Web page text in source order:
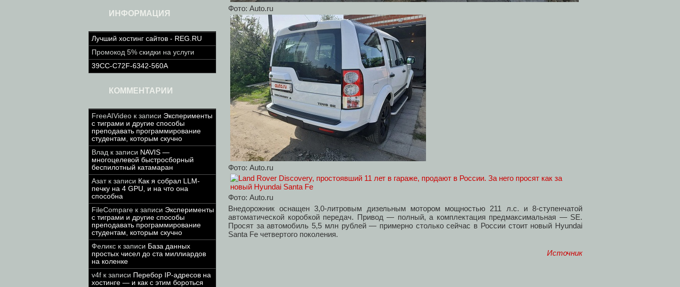
ИНФОРМАЦИЯ
Лучший хостинг сайтов - REG.RU
Промокод 5% скидки на услуги
39CC-C72F-6342-560A
КОММЕНТАРИИ
FreeAIVideo к записи Эксперименты
с тиграми и другие способы
преподавать программирование
студентам, которым скучно
Влад к записи NAVIS —
многоцелевой быстросборный
беспилотный катамаран
Азатк записи Как я собрал LLM-
печку на 4 GPU, и на что она
способна
FileCompare к записи Эксперименты
с тиграми и другие способы
преподавать программирование
студентам, которым скучно
Феликс к записи База данных
простых чисел до ста миллиардов
на коленке
v4f к записи Перебор IP-адресов на
хостинге — и как с этим бороться
Фото: Auto.ru
Фото: Auto.ru
Фото: Auto.ru
Внедорожник оснащен 3,0-литровым дизельным мотором мощностью 211 л.с. и 8-ступенчатой
автоматической коробкой передач. Привод — полный, а комплектация предмаксимальная — SE.
Просят за автомобиль 5,5 млн рублей — примерно столько сейчас в России стоит новый Hyundai
Santa Fe четвертого поколения.
Источник